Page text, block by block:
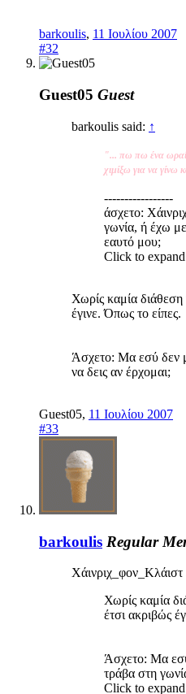
barkoulis, 11 Ιουλίου 2007
#32
Guest05 Guest
barkoulis said: ↑
"... πω πω ένα
χιμίξω για να
-----------------
άσχετο:
γωνία, ή έχω
εαυτό μου;
Click to
Χωρίς καμία διάθεση
έγινε. Όπως το είπες.
Άσχετο: Μα εσύ δεν
να δεις αν έρχομαι;
Guest05, 11 Ιουλίου 2007
#33
barkoulis Regular
Χάινριχ_φον_Κλάιστ
Χωρίς καμία
έτσι ακριβώς
Άσχετο: Μα
τράβα στη
Click to